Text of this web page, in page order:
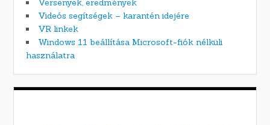
Versenyek, eredmények
Videós segítségek – karantén idejére
VR linkek
Windows 11 beállítása Microsoft-fiók nélküli
használatra